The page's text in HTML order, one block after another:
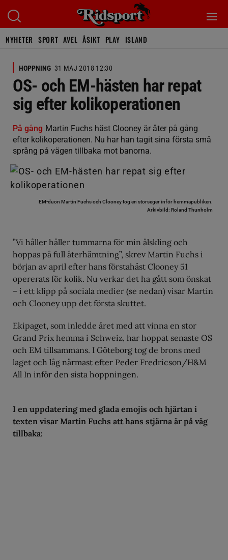
NYHETER SPORT AVEL ÅSIKT PLAY ISLAND
HOPPNING 31 MAJ 2018 12:30
OS- och EM-hästen har repat
sig efter kolikoperationen
På gång Martin Fuchs häst Clooney är åter på gång
efter kolikoperationen. Nu har han tagit sina första små
språng på vägen tillbaka mot banorna.
EM-duon Martin Fuchs och Clooney tog en storseger inför hemmapubliken.
Arkivbild: Roland Thunholm
”Vi håller håller tummarna för min älskling och
hoppas på full återhämtning”, skrev Martin Fuchs i
början av april efter hans förstahäst Clooney 51
opererats för kolik. Nu verkar det ha gått som önskat
– i ett klipp på sociala medier (se nedan) visar Martin
och Clooney upp det första skuttet.
Ekipaget, som inledde året med att vinna en stor
Grand Prix hemma i Schweiz, har hoppat senaste OS
och EM tillsammans. I Göteborg tog de brons med
laget och låg närmast efter Peder Fredricson/H&M
All In inför den sista hoppningen.
I en uppdatering med glada emojis och hjärtan i
texten visar Martin Fuchs att hans stjärna är på väg
tillbaka: